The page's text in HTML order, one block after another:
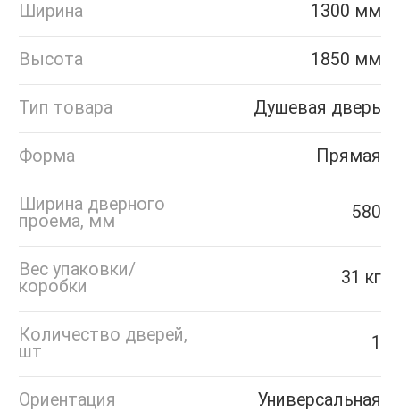
Ширина 1300 мм
Высота 1850 мм
Тип товара Душевая дверь
Форма Прямая
Ширина дверного
проема, мм
580
Вес упаковки/
коробки
31 кг
Количество дверей,
шт
1
Ориентация Универсальная